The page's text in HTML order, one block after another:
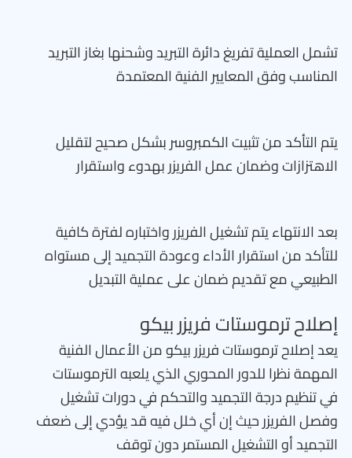
تشمل العملية تفريغ دائرة التبريد وشحنها بغاز التبريد
المناسب وفق المعايير الفنية المعتمدة
يتم التأكد من تثبيت الكمبروسر بشكل صحيح لتقليل
الاهتزازات وضمان عمل الفريزر بهدوء واستقرار
بعد الانتهاء يتم تشغيل الفريزر واختباره لفترة كافية
للتأكد من استقرار الأداء وعودة التجميد إلى مستواه
الطبيعي مع تقديم ضمان على عملية التبديل
إصلاح ترموستات فريزر بيكو
يعد إصلاح ترموستات فريزر بيكو من الأعمال الفنية
المهمة نظرا للدور المحوري الذي يلعبه الترموستات
في تنظيم درجة التجميد والتحكم في دورات تشغيل
وفصل الفريزر حيث إن أي خلل فيه قد يؤدي إلى ضعف
التجميد أو التشغيل المستمر دون توقف